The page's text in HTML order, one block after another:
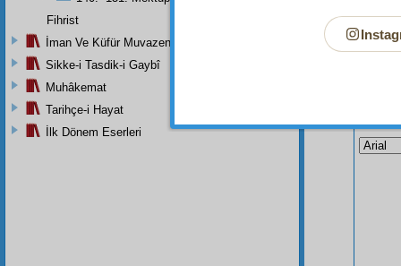
Fihrist
İman Ve Küfür Muvazeneleri
Sikke-i Tasdik-i Gaybî
Muhâkemat
Tarihçe-i Hayat
İlk Dönem Eserleri